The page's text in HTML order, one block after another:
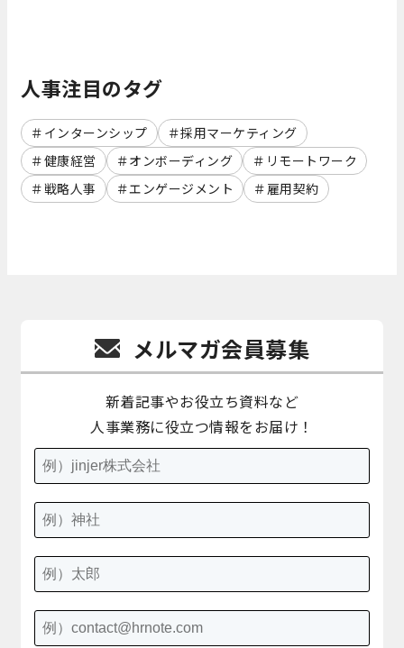
人事注目のタグ
インターンシップ
採用マーケティング
健康経営
オンボーディング
リモートワーク
戦略人事
エンゲージメント 雇用契約
メルマガ会員募集
新着記事やお役立ち資料など
人事業務に役立つ情報をお届け！